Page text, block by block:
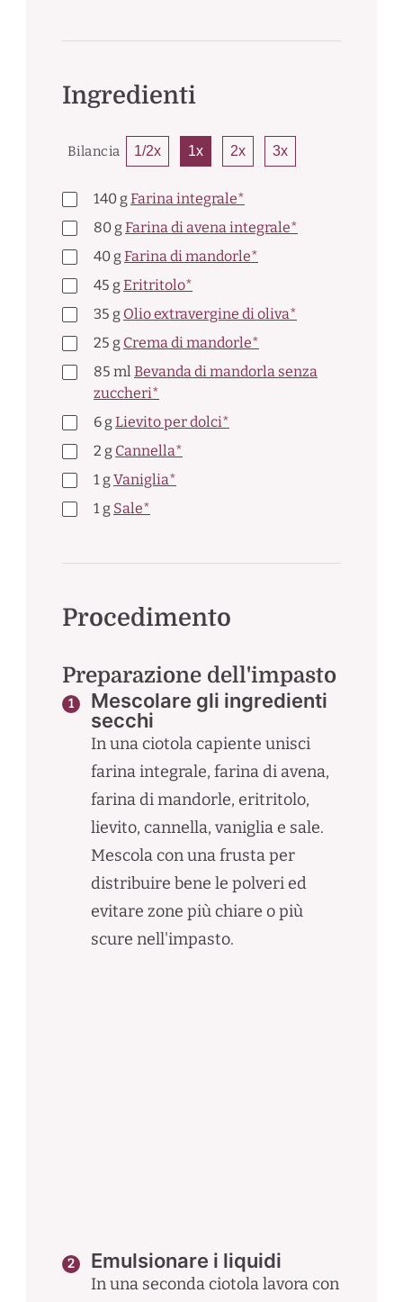
Ingredienti
Bilancia 1/2x 1x 2x 3x
140 gFarina integrale*
80 gFarina di avena integrale*
40 gFarina di mandorle*
45 gEritritolo*
35 g Olio extravergine di oliva*
25 g Crema di mandorle*
85 ml Bevanda di mandorla senza
zuccheri*
6 gLievito per dolci*
2 g Cannella*
1 gVaniglia*
1 g Sale*
Procedimento
Preparazione dell'impasto
Mescolare gli ingredienti
secchi
In una ciotola capiente unisci
farina integrale, farina di avena,
farina di mandorle, eritritolo,
lievito, cannella, vaniglia e sale.
Mescola con una frusta per
distribuire bene le polveri ed
evitare zone più chiare o più
scure nell'impasto.
Emulsionare i liquidi
In una seconda ciotola lavora con